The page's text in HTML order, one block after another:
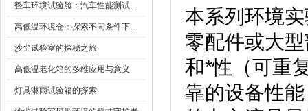
整车环境试验舱：汽车性能测试的设备
高低温环境仓：探索不同条件下的科学奥秘
沙尘试验室的探秘之旅
高低温老化箱的多维应用与意义
灯具淋雨试验箱的探索
本系列环境实
零配件或大型
和*性（可重
靠的设备性能